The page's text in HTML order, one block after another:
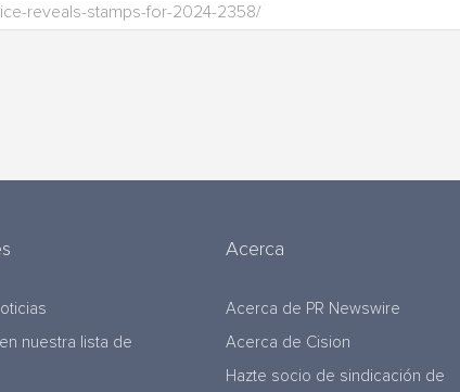
nuestra lista de
Acerca
Acerca de PR Newswire
Acerca de Cision
Hazte socio de sindicación de